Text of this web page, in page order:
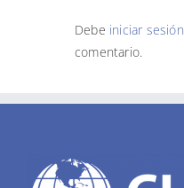
Debe iniciar sesión
comentario.